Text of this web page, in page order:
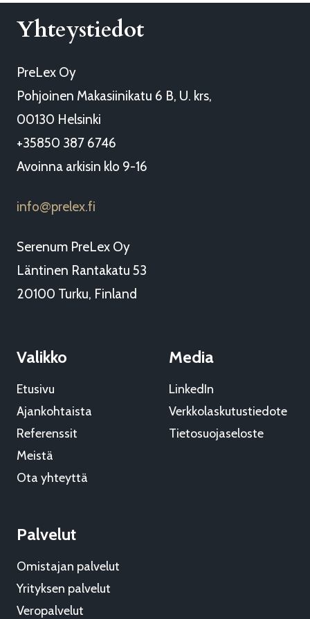
Yhteystiedot
PreLex Oy
Pohjoinen Makasiinikatu 6 B, U. krs,
00130 Helsinki
+35850 387 6746
Avoinna arkisin klo 9-16
info@prelex.fi
Serenum PreLex Oy
Läntinen Rantakatu 53
20100 Turku, Finland
Valikko
Etusivu
Ajankohtaista
Referenssit
Meistä
Ota yhteyttä
Palvelut
Omistajan palvelut
Yrityksen palvelut
Veropalvelut
Media
LinkedIn
Verkkolaskutustiedote
Tietosuojaseloste